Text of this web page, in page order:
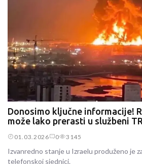
Donosimo ključne informacije!
može lako prerasti u službeni
01.03.2026 0 3145
Izvanredno stanje u Izraelu produženo je
telefonskoj sjednici.